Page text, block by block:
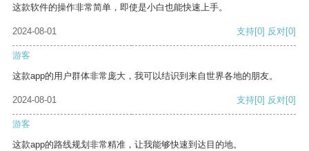
这款软件的操作非常简单，即使是小白也能快速上手。
2024-08-01 支持[0] 反对[0]
游客
这款app的用户群体非常庞大，我可以结识到来自世界各地的朋友。
2024-08-01 支持[0] 反对[0]
游客
这款app的路线规划非常精准，让我能够快速到达目的地。